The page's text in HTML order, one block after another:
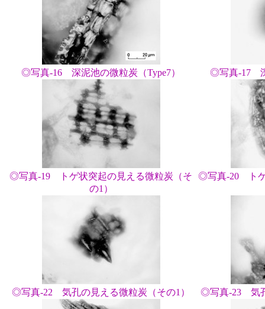
◎写真-16 深泥池の微粒炭（Type7） ◎写真-17
◎写真-19 トゲ状突起の見える微粒炭（そ
の1）
◎写真-20 トゲ
◎写真-22 気孔の見える微粒炭（その1） ◎写真-23 気